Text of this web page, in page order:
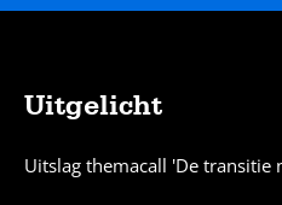
Uitgelicht
Uitslag themacall 'De transitie